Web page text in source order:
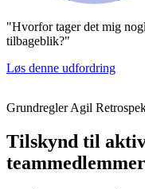
"Hvorfor tager det mig
tilbageblik?"
Løs denne udfordring
Grundregler Agil
Tilskynd til
teammedlemmer